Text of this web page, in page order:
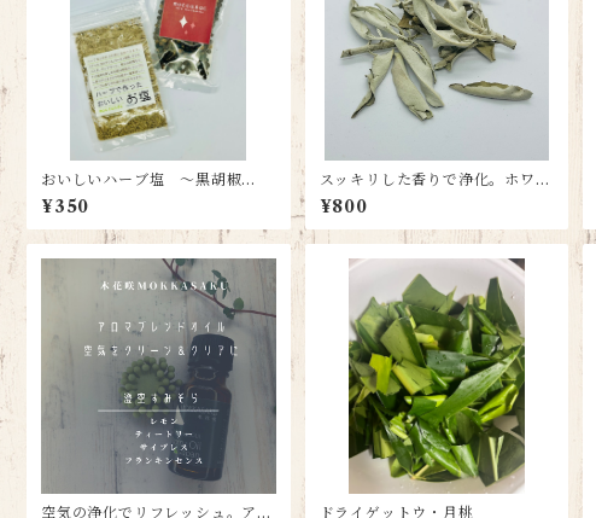
おいしいハーブ塩 〜黒胡椒
塩〜 5g
¥350
スッキリした香りで浄化。ホワイ
トセージ 10g
¥800
空気の浄化でリフレッシュ。アロ ドライゲットウ・月桃